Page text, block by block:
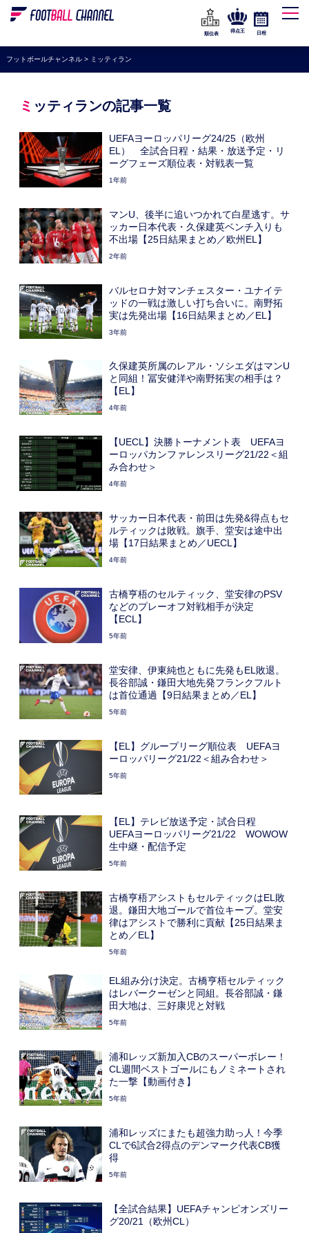
WEリーグ
海外サッカー
プレミアリーグ
ラ・リーガ
ブンデスリーガ
UEFA
高校サッカー
動画
順位表
得点王 日程
フットボールチャンネル> ミッティラン
ミッティランの記事一覧
UEFAヨーロッパリーグ24/25（欧州
EL） 全試合日程・結果・放送予定・リ
ーグフェーズ順位表・対戦表一覧
1年前
マンU、後半に追いつかれて白星逃す。サ
ッカー日本代表・久保建英ベンチ入りも
不出場【25日結果まとめ／欧州EL】
2年前
バルセロナ対マンチェスター・ユナイテ
ッドの一戦は激しい打ち合いに。南野拓
実は先発出場【16日結果まとめ／EL】
3年前
久保建英所属のレアル・ソシエダはマンU
と同組！冨安健洋や南野拓実の相手は？
【EL】
4年前
【UECL】決勝トーナメント表 UEFAヨ
ーロッパカンファレンスリーグ21/22＜組
み合わせ＞
4年前
サッカー日本代表・前田は先発&得点もセ
ルティックは敗戦。旗手、堂安は途中出
場【17日結果まとめ／UECL】
4年前
古橋亨梧のセルティック、堂安律のPSV
などのプレーオフ対戦相手が決定
【ECL】
5年前
堂安律、伊東純也ともに先発もEL敗退。
長谷部誠・鎌田大地先発フランクフルト
は首位通過【9日結果まとめ／EL】
5年前
【EL】グループリーグ順位表 UEFAヨ
ーロッパリーグ21/22＜組み合わせ＞
5年前
【EL】テレビ放送予定・試合日程
UEFAヨーロッパリーグ21/22 WOWOW
生中継・配信予定
5年前
古橋亨梧アシストもセルティックはEL敗
退。鎌田大地ゴールで首位キープ。堂安
律はアシストで勝利に貢献【25日結果ま
とめ／EL】
5年前
EL組み分け決定。古橋亨梧セルティック
はレバークーゼンと同組。長谷部誠・鎌
田大地は、三好康児と対戦
5年前
浦和レッズ新加入CBのスーパーボレー！
CL週間ベストゴールにもノミネートされ
た一撃【動画付き】
5年前
浦和レッズにまたも超強力助っ人！今季
CLで6試合2得点のデンマーク代表CB獲
得
5年前
【全試合結果】UEFAチャンピオンズリー
グ20/21（欧州CL）